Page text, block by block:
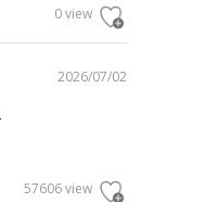
0 view
2026/07/02
57606 view